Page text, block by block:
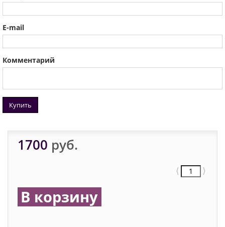
E-mail
Комментарий
Купить
1700 руб.
⟨ ⟩
В корзину